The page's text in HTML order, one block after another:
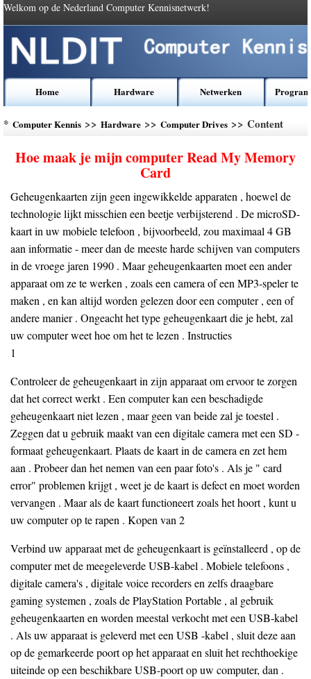
Welkom op de Nederland Computer Kennisnetwerk!
Home Hardware Netwerken
* Computer Kennis >> Hardware >> Computer Drives >> Content
Hoe maak je mijn computer Read My Memory
Card
Geheugenkaarten zijn geen ingewikkelde apparaten , hoewel de
technologie lijkt misschien een beetje verbijsterend . De microSD-
kaart in uw mobiele telefoon , bijvoorbeeld, zou maximaal 4 GB
aan informatie - meer dan de meeste harde schijven van computers
in de vroege jaren 1990 . Maar geheugenkaarten moet een ander
apparaat om ze te werken , zoals een camera of een MP3-speler te
maken , en kan altijd worden gelezen door een computer , een of
andere manier . Ongeacht het type geheugenkaart die je hebt, zal
uw computer weet hoe om het te lezen . Instructies
1
Controleer de geheugenkaart in zijn apparaat om ervoor te zorgen
dat het correct werkt . Een computer kan een beschadigde
geheugenkaart niet lezen , maar geen van beide zal je toestel .
Zeggen dat u gebruik maakt van een digitale camera met een SD -
formaat geheugenkaart. Plaats de kaart in de camera en zet hem
aan . Probeer dan het nemen van een paar foto's . Als je " card
error" problemen krijgt , weet je de kaart is defect en moet worden
vervangen . Maar als de kaart functioneert zoals het hoort , kunt u
uw computer op te rapen . Kopen van 2
Verbind uw apparaat met de geheugenkaart is geïnstalleerd , op de
computer met de meegeleverde USB-kabel . Mobiele telefoons ,
digitale camera's , digitale voice recorders en zelfs draagbare
gaming systemen , zoals de PlayStation Portable , al gebruik
geheugenkaarten en worden meestal verkocht met een USB-kabel
. Als uw apparaat is geleverd met een USB -kabel , sluit deze aan
op de gemarkeerde poort op het apparaat en sluit het rechthoekige
uiteinde op een beschikbare USB-poort op uw computer, dan .